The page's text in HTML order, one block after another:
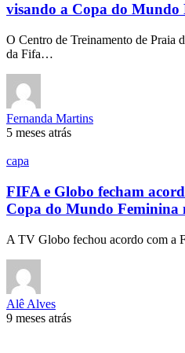
visando a Copa do Mundo
O Centro de Treinamento de Praia
da Fifa…
Fernanda Martins
5 meses atrás
capa
FIFA e Globo fecham
Copa do Mundo Feminina
A TV Globo fechou acordo com a
Alê Alves
9 meses atrás